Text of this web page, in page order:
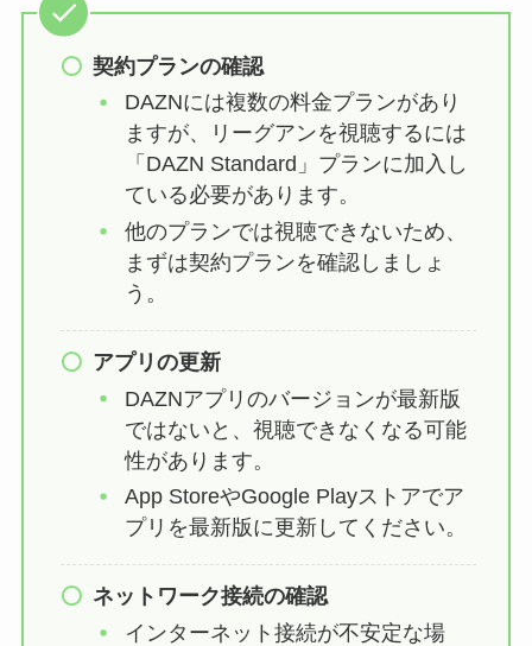
契約プランの確認
DAZNには複数の料金プランがあり
ますが、リーグアンを視聴するには
「DAZN Standard」プランに加入し
ている必要があります。
他のプランでは視聴できないため、
まずは契約プランを確認しましょ
う。
アプリの更新
DAZNアプリのバージョンが最新版
ではないと、視聴できなくなる可能
性があります。
App StoreやGoogle Playストアでア
プリを最新版に更新してください。
ネットワーク接続の確認
インターネット接続が不安定な場